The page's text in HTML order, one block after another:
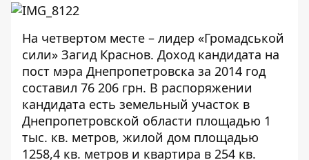
На четвертом месте – лидер «Громадськой
сили» Загид Краснов. Доход кандидата на
пост мэра Днепропетровска за 2014 год
составил 76 206 грн. В распоряжении
кандидата есть земельный участок в
Днепропетровской области площадью 1
тыс. кв. метров, жилой дом площадью
1258,4 кв. метров и квартира в 254 кв.